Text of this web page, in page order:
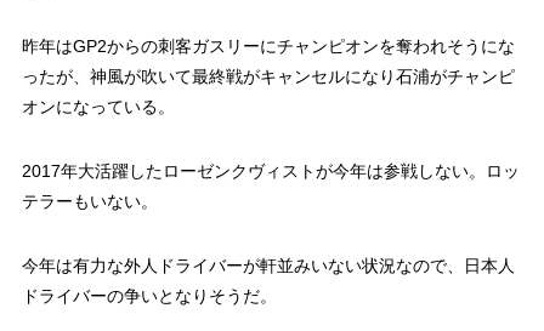
昨年はGP2からの刺客ガスリーにチャンピオンを奪われそうにな
ったが、神風が吹いて最終戦がキャンセルになり石浦がチャンピ
オンになっている。
2017年大活躍したローゼンクヴィストが今年は参戦しない。ロッ
テラーもいない。
今年は有力な外人ドライバーが軒並みいない状況なので、日本人
ドライバーの争いとなりそうだ。